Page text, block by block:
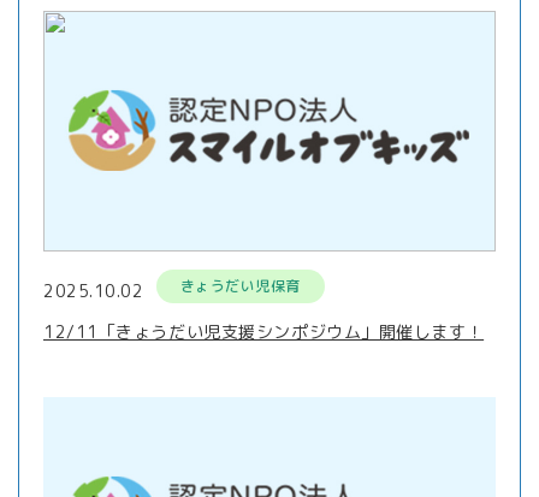
2025.10.02 きょうだい児保育
12/11「きょうだい児支援シンポジウム」開催します！